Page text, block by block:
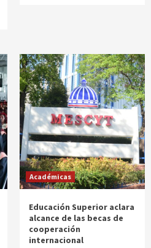
Académicas
Educación Superior aclara
alcance de las becas de
cooperación
internacional